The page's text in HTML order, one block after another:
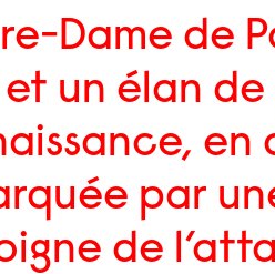
Dame de
un élan de
par
de